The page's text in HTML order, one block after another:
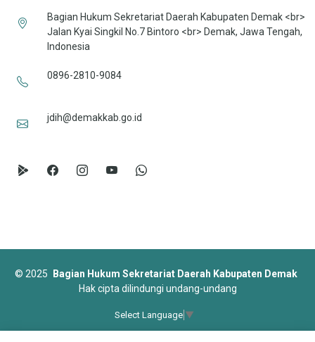
Bagian Hukum Sekretariat Daerah Kabupaten Demak <br>
Jalan Kyai Singkil No.7 Bintoro <br> Demak, Jawa Tengah,
Indonesia
0896-2810-9084
jdih@demakkab.go.id
© 2025
Bagian Hukum Sekretariat Daerah Kabupaten Demak
Hak cipta dilindungi undang-undang
Select Language ▼